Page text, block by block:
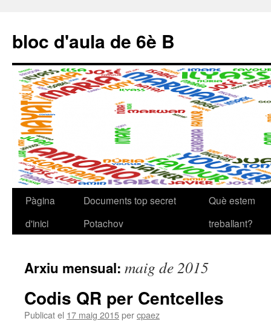
bloc d'aula de 6è B
Vés
Pàgina
d'inici
Documents top secret
Potachov
Què estem
treballant?
Arxiu mensual: maig de 2015
Codis QR per Centcelles
Publicat el 17 maig 2015percpaez